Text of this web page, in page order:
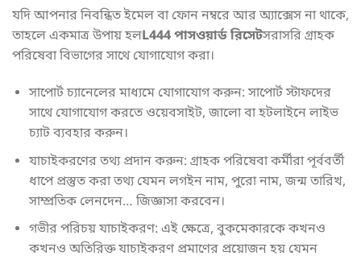
যদি আপনার নিবন্ধিত ইমেল বা ফোন নম্বরে আর অ্যাক্সেস না থাকে,
তাহলে একমাত্র উপায় হলL444 পাসওয়ার্ড রিসেটসরাসরি গ্রাহক
পরিষেবা বিভাগের সাথে যোগাযোগ করা।
সাপোর্ট চ্যানেলের মাধ্যমে যোগাযোগ করুন: সাপোর্ট স্টাফদের
সাথে যোগাযোগ করতে ওয়েবসাইট, জালো বা হটলাইনে লাইভ
চ্যাট ব্যবহার করুন।
যাচাইকরণের তথ্য প্রদান করুন: গ্রাহক পরিষেবা কর্মীরা পূর্ববর্তী
ধাপে প্রস্তুত করা তথ্য যেমন লগইন নাম, পুরো নাম, জন্ম তারিখ,
সাম্প্রতিক লেনদেন… জিজ্ঞাসা করবেন।
গভীর পরিচয় যাচাইকরণ: এই ক্ষেত্রে, বুকমেকারকে কখনও
কখনও অতিরিক্ত যাচাইকরণ প্রমাণের প্রয়োজন হয় যেমন